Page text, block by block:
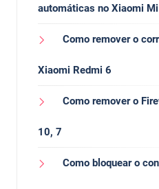
automáticas no Xiaomi
Como remover o
Xiaomi Redmi 6
Como remover o
10, 7
Como bloquear o